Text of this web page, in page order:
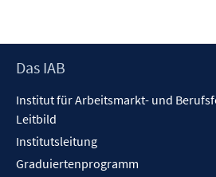
Footer
Das IAB
Institut für Arbeitsmarkt- und
Leitbild
Institutsleitung
Graduiertenprogramm